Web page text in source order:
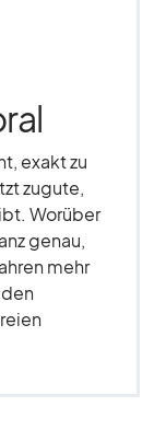
exakt zu
zugute,
Worüber
genau,
mehr